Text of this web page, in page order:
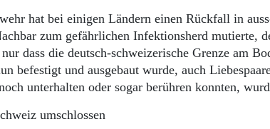
hat bei einigen Ländern einen Rückfall in
zum gefährlichen Infektionsherd mutierte,
dass die deutsch-schweizerische Grenze am
befestigt und ausgebaut wurde, auch
unterhalten oder sogar berühren konnten,
umschlossen